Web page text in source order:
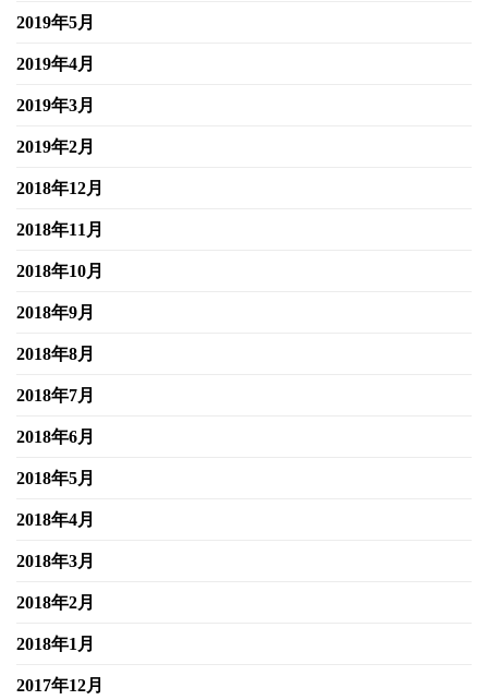
2019年5月
2019年4月
2019年3月
2019年2月
2018年12月
2018年11月
2018年10月
2018年9月
2018年8月
2018年7月
2018年6月
2018年5月
2018年4月
2018年3月
2018年2月
2018年1月
2017年12月